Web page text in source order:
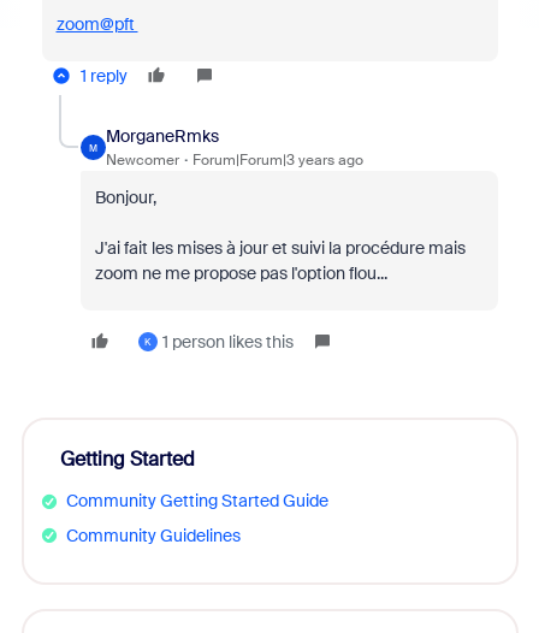
zoom@pft
1 reply
M
MorganeRmks
Newcomer Forum|Forum|3 years ago
Bonjour,
J'ai fait les mises à jour et suivi la procédure mais
zoom ne me propose pas l'option flou...
K 1 person likes this
Getting Started
Community Getting Started Guide
Community Guidelines